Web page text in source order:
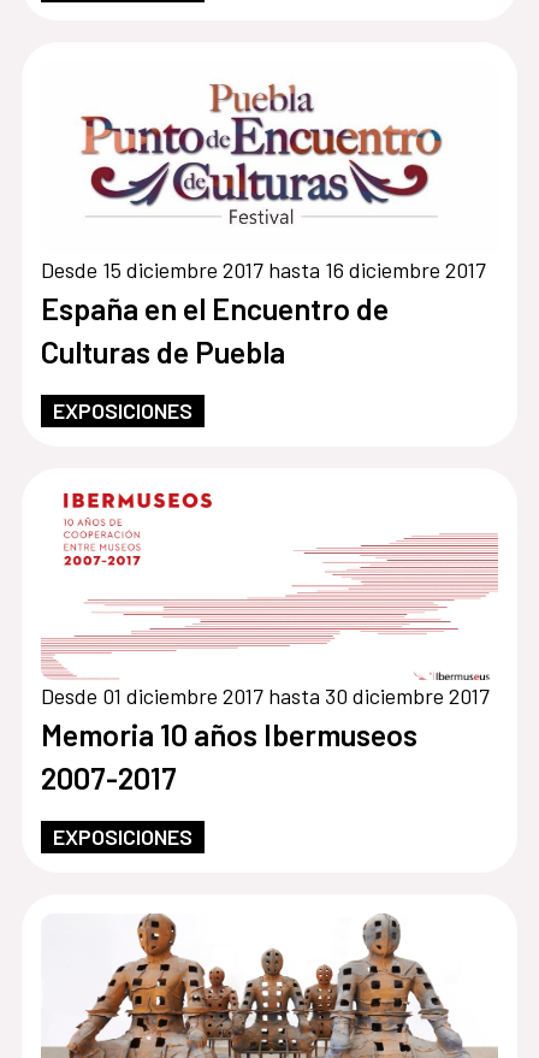
Desde 15 diciembre 2017 hasta 16 diciembre 2017
España en el Encuentro de
Culturas de Puebla
EXPOSICIONES
Desde 01 diciembre 2017 hasta 30 diciembre 2017
Memoria 10 años Ibermuseos
2007-2017
EXPOSICIONES